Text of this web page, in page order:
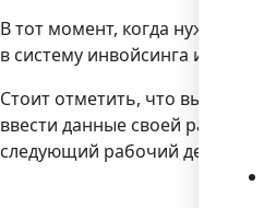
В тот момент, когда нужно
в систему инвойсинга и
Стоит отметить, что
ввести данные своей
следующий рабочий день.